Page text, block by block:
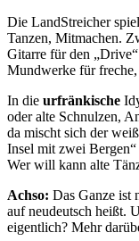
Die LandStreicher
Tanzen, Mitmachen.
Gitarre für den
Mundwerke für freche,
In die urfränkische
oder alte Schnulzen,
da mischt sich der
Insel mit zwei
Wer will kann alte
Achso: Das Ganze ist
auf neudeutsch heißt.
eigentlich? Mehr